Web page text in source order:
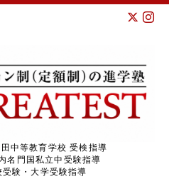
中等教育学校 受検指導
名門国私立中受験指導
験・大学受験指導